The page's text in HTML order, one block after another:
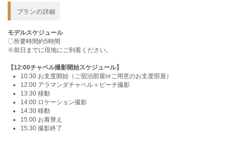
プランの詳細
モデルスケジュール
〇所要時間約5時間
※前日までに現地にご到着ください。
【12:00チャペル撮影開始スケジュール】
10:30 お支度開始（ご宿泊部屋orご用意のお支度部屋）
12:00 アラマンダチャペル＋ビーチ撮影
13:30 移動
14:00 ロケーション撮影
14:30 移動
15:00 お着替え
15:30 撮影終了